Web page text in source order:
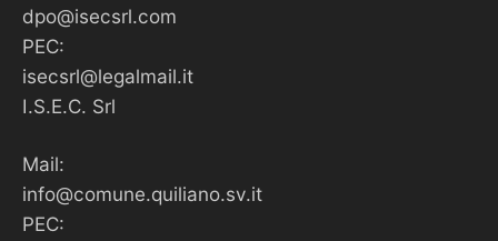
dpo@isecsrl.com
PEC:
isecsrl@legalmail.it
I.S.E.C. Srl
Mail:
info@comune.quiliano.sv.it
PEC: